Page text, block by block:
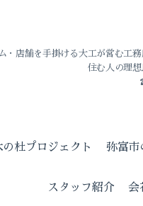
・店舗を手掛ける大工が営む工
住む人の理想
の杜プロジェクト 弥富市
スタッフ紹介 会